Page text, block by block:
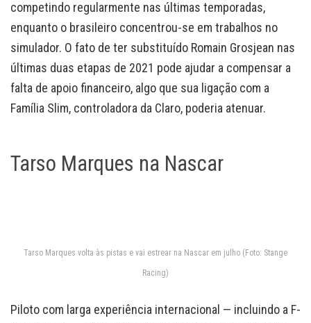
competindo regularmente nas últimas temporadas,
enquanto o brasileiro concentrou-se em trabalhos no
simulador. O fato de ter substituído Romain Grosjean nas
últimas duas etapas de 2021 pode ajudar a compensar a
falta de apoio financeiro, algo que sua ligação com a
Família Slim, controladora da Claro, poderia atenuar.
Tarso Marques na Nascar
Tarso Marques volta às pistas e vai estrear na Nascar em julho (Foto: Stange
Racing)
Piloto com larga experiência internacional — incluindo a F-